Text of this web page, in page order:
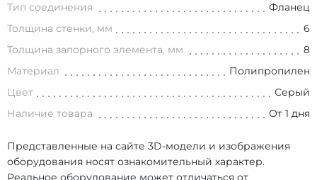
Тип соединения
Фланец
Толщина стенки, мм
6
Толщина запорного элемента, мм
8
Материал
Полипропилен
Цвет
Серый
Наличие товара
От 1 дня
Представленные на сайте 3D-модели и изображения
оборудования носят ознакомительный характер.
Реальное оборудование может отличаться от